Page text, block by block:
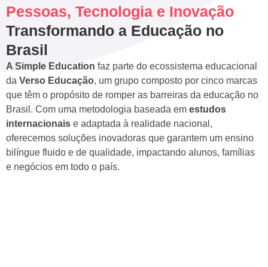
Pessoas, Tecnologia e Inovação
Transformando a Educação no
Brasil
A Simple Education faz parte do ecossistema educacional
da Verso Educação, um grupo composto por cinco marcas
que têm o propósito de romper as barreiras da educação no
Brasil. Com uma metodologia baseada em estudos
internacionais e adaptada à realidade nacional,
oferecemos soluções inovadoras que garantem um ensino
bilíngue fluido e de qualidade, impactando alunos, famílias
e negócios em todo o país.